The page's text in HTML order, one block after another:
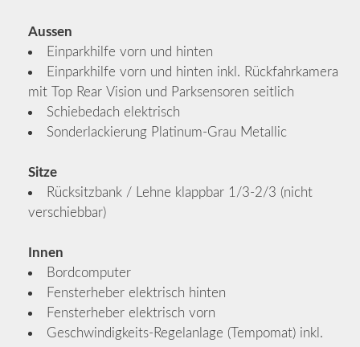
Aussen
Einparkhilfe vorn und hinten
Einparkhilfe vorn und hinten inkl. Rückfahrkamera
mit Top Rear Vision und Parksensoren seitlich
Schiebedach elektrisch
Sonderlackierung Platinum-Grau Metallic
Sitze
Rücksitzbank / Lehne klappbar 1/3-2/3 (nicht
verschiebbar)
Innen
Bordcomputer
Fensterheber elektrisch hinten
Fensterheber elektrisch vorn
Geschwindigkeits-Regelanlage (Tempomat) inkl.